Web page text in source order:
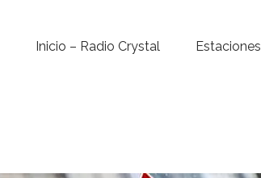
Inicio – Radio Crystal Estaciones